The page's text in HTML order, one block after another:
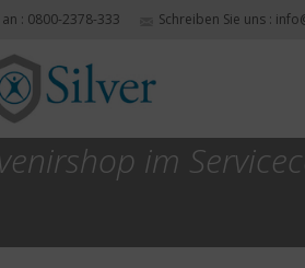
an : 0800-2378-333 Schreiben Sie uns :
im